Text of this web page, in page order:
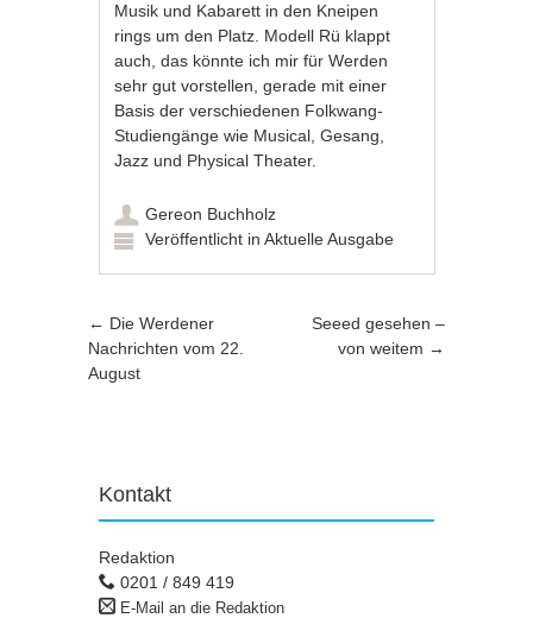
Musik und Kabarett in den Kneipen
rings um den Platz. Modell Rü klappt
auch, das könnte ich mir für Werden
sehr gut vorstellen, gerade mit einer
Basis der verschiedenen Folkwang-
Studiengänge wie Musical, Gesang,
Jazz und Physical Theater.
Gereon Buchholz
Veröffentlicht inAktuelle Ausgabe
Artikel-Navigation
← Die Werdener
Nachrichten vom 22.
August
Seeed gesehen –
von weitem →
Kontakt
Redaktion
0201 / 849 419
E-Mail an die Redaktion